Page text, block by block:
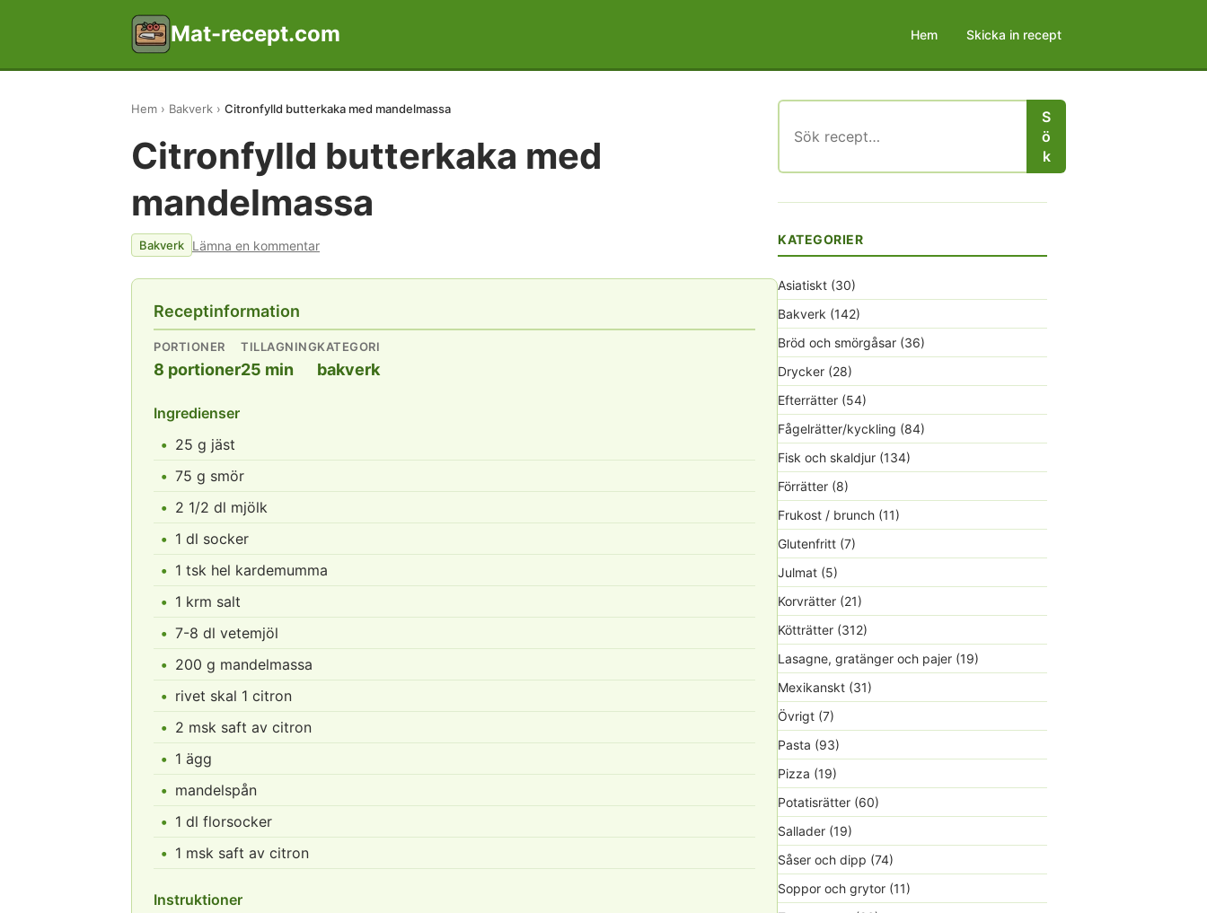
Mat-recept.com Hem Skicka in recept
Hem Bakverk Citronfylld butterkaka med mandelmassa
Citronfylld butterkaka med
mandelmassa
Bakverk Lämna en kommentar
Receptinformation
PORTIONER
8 portioner
TILLAGNING
25 min
KATEGORI
bakverk
Ingredienser
25 g jäst
75 g smör
2 1/2 dl mjölk
1 dl socker
1 tsk hel kardemumma
1 krm salt
7-8 dl vetemjöl
200 g mandelmassa
rivet skal 1 citron
2 msk saft av citron
1 ägg
mandelspån
1 dl florsocker
1 msk saft av citron
Instruktioner
efter:
S
ö
k
KATEGORIER
Asiatiskt (30)
Bakverk (142)
Bröd och smörgåsar (36)
Drycker (28)
Efterrätter (54)
Fågelrätter/kyckling (84)
Fisk och skaldjur (134)
Förrätter (8)
Frukost / brunch (11)
Glutenfritt (7)
Julmat (5)
Korvrätter (21)
Kötträtter (312)
Lasagne, gratänger och pajer (19)
Mexikanskt (31)
Övrigt (7)
Pasta (93)
Pizza (19)
Potatisrätter (60)
Sallader (19)
Såser och dipp (74)
Soppor och grytor (11)